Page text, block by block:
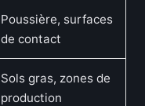
Poussière, surfaces
de contact
Sols gras, zones de
production